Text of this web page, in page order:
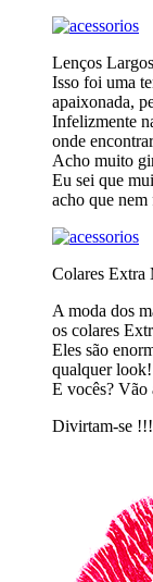
Lenços Largos
Isso foi uma
apaixonada,
Infelizmente
onde
Acho muito
Eu sei que
acho que
Colares Extra
A moda dos
os colares
Eles são
qualquer look!
E vocês? Vão
Divirtam-se !!!